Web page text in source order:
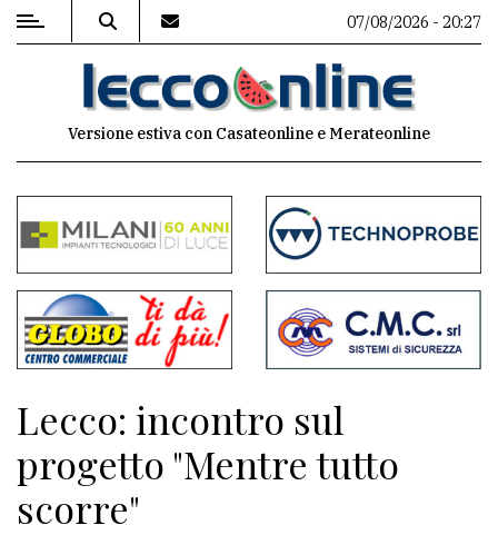
MENU
commenti
Contenuti
del
sito
Meteo
CONTATTI
07/08/2026 - 20:27
Versione estiva con Casateonline e Merateonline
Lecco: incontro sul
progetto "Mentre tutto
scorre"